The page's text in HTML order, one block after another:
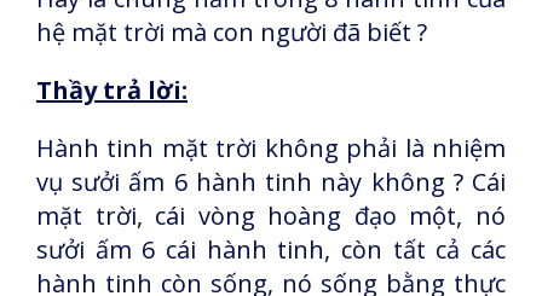
hệ mặt trời mà con người đã biết ?
Thầy trả lời:
Hành tinh mặt trời không phải là nhiệm
vụ sưởi ấm 6 hành tinh này không ? Cái
mặt trời, cái vòng hoàng đạo một, nó
sưởi ấm 6 cái hành tinh, còn tất cả các
hành tinh còn sống, nó sống bằng thực